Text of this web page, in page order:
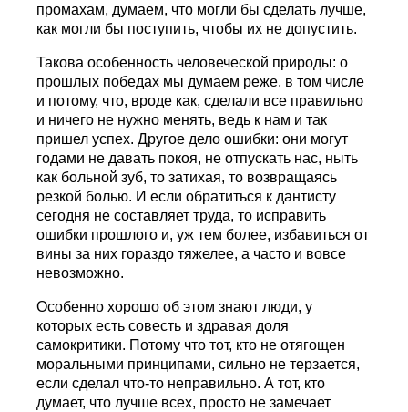
промахам, думаем, что могли бы сделать лучше,
как могли бы поступить, чтобы их не допустить.
Такова особенность человеческой природы: о
прошлых победах мы думаем реже, в том числе
и потому, что, вроде как, сделали все правильно
и ничего не нужно менять, ведь к нам и так
пришел успех. Другое дело ошибки: они могут
годами не давать покоя, не отпускать нас, ныть
как больной зуб, то затихая, то возвращаясь
резкой болью. И если обратиться к дантисту
сегодня не составляет труда, то исправить
ошибки прошлого и, уж тем более, избавиться от
вины за них гораздо тяжелее, а часто и вовсе
невозможно.
Особенно хорошо об этом знают люди, у
которых есть совесть и здравая доля
самокритики. Потому что тот, кто не отягощен
моральными принципами, сильно не терзается,
если сделал что-то неправильно. А тот, кто
думает, что лучше всех, просто не замечает